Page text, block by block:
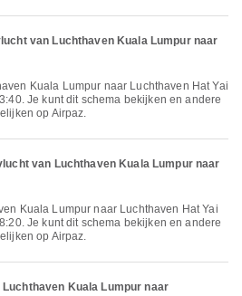
van Luchthaven Kuala Lumpur naar
Je kunt dit schema bekijken en andere
op Airpaz.
van Luchthaven Kuala Lumpur naar
Je kunt dit schema bekijken en andere
op Airpaz.
Kuala Lumpur naar